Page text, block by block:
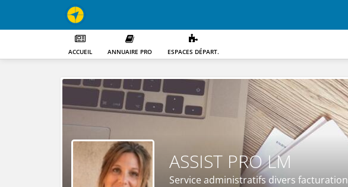
ACCUEIL ANNUAIRE PRO ESPACES DÉPART.
ASSIST PRO LM
Service administratifs divers facturation